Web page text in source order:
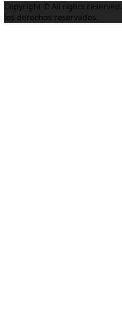
Copyright © All rights reserved.
los derechos reservados.